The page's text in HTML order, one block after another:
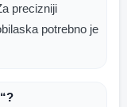
precizniji
potrebno je